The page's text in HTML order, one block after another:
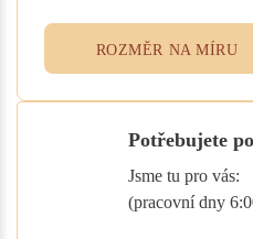
ROZMĚR NA MÍRU
Potřebujete
Jsme tu pro vás:
(pracovní dny